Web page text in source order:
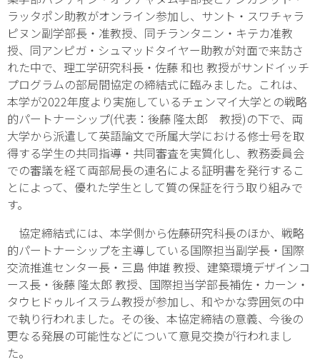
ラッタポン助教がオンライン参加し、サント・スワチャラ
ピヌン副学部長・准教授、同チランタニン・キテカ准教
授、同アンピガ・シュマッドタイヤー助教が対面で来訪さ
れた中で、理工学研究科長・佐藤 和也 教授がサンドイッチ
プログラムの部局間協定の締結式に臨みました。これは、
本学が2022年度より実施しているチェンマイ大学との戦略
的パートナーシップ(代表：後藤 隆太郎 教授)の下で、両
大学から派遣して英語論文で所属大学における修士号を取
得する学生の共同指導・共同審査を実質化し、教務委員会
での審議を経て両部局長の連名による証明書を発行するこ
とによって、優れた学生として質の保証を行う取り組みで
す。
協定締結式には、本学側から佐藤研究科長のほか、戦略
的パートナーシップを主導している国際担当副学長・国際
交流推進センター長・三島 伸雄 教授、建築環境デザインコ
ース長・後藤 隆太郎 教授、国際担当学部長補佐・カーン・
タウヒドゥルイスラム教授が参加し、和やかな雰囲気の中
で執り行われました。その後、本協定締結の意義、今後の
更なる発展の可能性などについて意見交換が行われまし
た。